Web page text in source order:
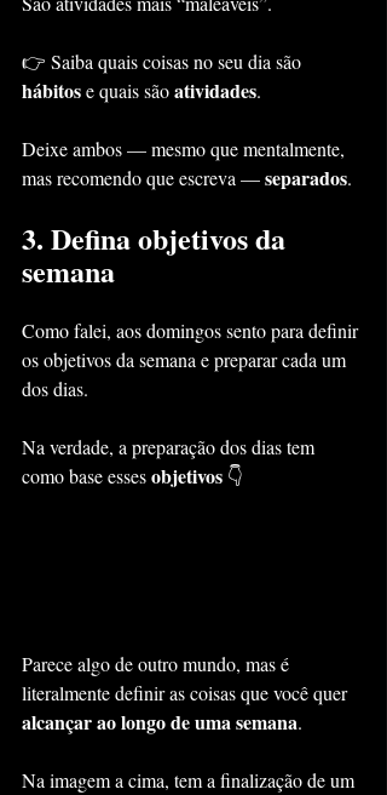
👉 Saiba quais coisas no seu dia são
hábitos e quais são atividades.
Deixe ambos — mesmo que mentalmente,
mas recomendo que escreva — separados.
3. Defina objetivos da
semana
Como falei, aos domingos sento para definir
os objetivos da semana e preparar cada um
dos dias.
Na verdade, a preparação dos dias tem
como base esses objetivos 👇
Parece algo de outro mundo, mas é
literalmente definir as coisas que você quer
alcançar ao longo de uma semana.
Na imagem a cima, tem a finalização de um